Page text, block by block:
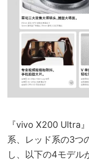
『vivo X200 Ultra
系、レッド系の3つ
し、以下の4モデル